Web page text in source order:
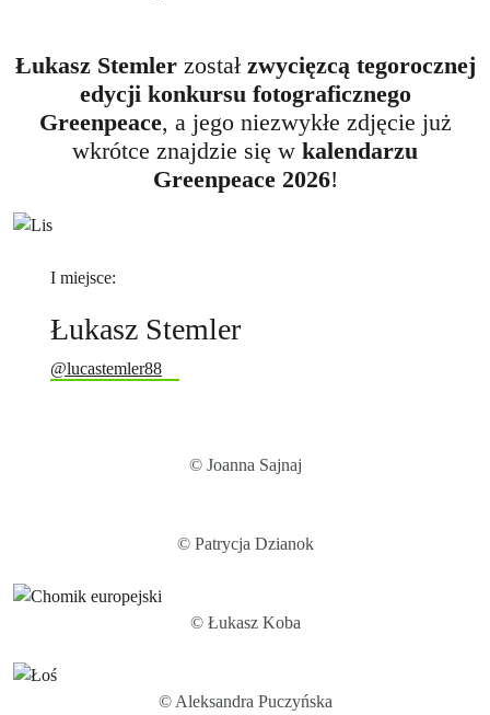
Łukasz Stemlerzostał zwycięzcą tegorocznej
edycji konkursu fotograficznego
Greenpeace, a jego niezwykłe zdjęcie już
wkrótce znajdzie się w kalendarzu
Greenpeace 2026!
I miejsce:
Łukasz Stemler
@lucastemler88
© Joanna Sajnaj
© Patrycja Dzianok
© Łukasz Koba
© Aleksandra Puczyńska